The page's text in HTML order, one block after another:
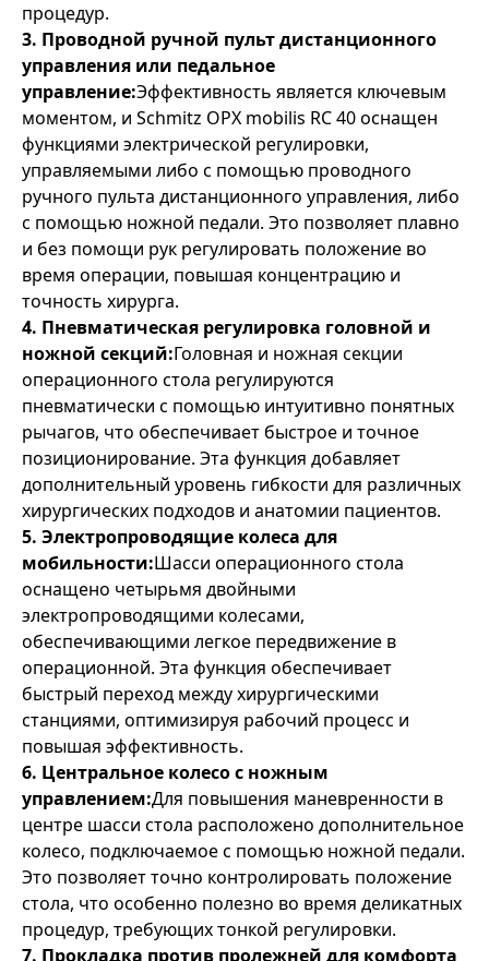
процедур.
3. Проводной ручной пульт дистанционного
управления или педальное
управление:Эффективность является ключевым
моментом, и Schmitz OPX mobilis RC 40 оснащен
функциями электрической регулировки,
управляемыми либо с помощью проводного
ручного пульта дистанционного управления, либо
с помощью ножной педали. Это позволяет плавно
и без помощи рук регулировать положение во
время операции, повышая концентрацию и
точность хирурга.
4. Пневматическая регулировка головной и
ножной секций:Головная и ножная секции
операционного стола регулируются
пневматически с помощью интуитивно понятных
рычагов, что обеспечивает быстрое и точное
позиционирование. Эта функция добавляет
дополнительный уровень гибкости для различных
хирургических подходов и анатомии пациентов.
5. Электропроводящие колеса для
мобильности:Шасси операционного стола
оснащено четырьмя двойными
электропроводящими колесами,
обеспечивающими легкое передвижение в
операционной. Эта функция обеспечивает
быстрый переход между хирургическими
станциями, оптимизируя рабочий процесс и
повышая эффективность.
6. Центральное колесо с ножным
управлением:Для повышения маневренности в
центре шасси стола расположено дополнительное
колесо, подключаемое с помощью ножной педали.
Это позволяет точно контролировать положение
стола, что особенно полезно во время деликатных
процедур, требующих тонкой регулировки.
7. Прокладка против пролежней для комфорта